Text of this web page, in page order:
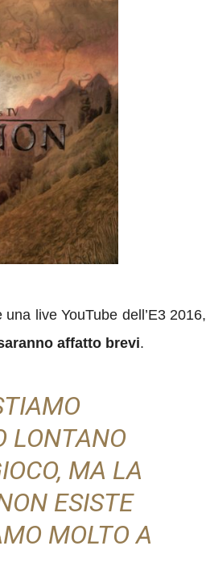
live YouTube dell’E3 2016,
affatto brevi.
LONTANO
MA LA
ESISTE
MOLTO A